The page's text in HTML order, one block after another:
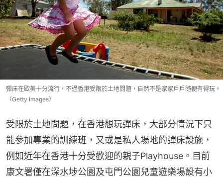
彈床在歐美十分流行，不過香港受限於土地問題，自然不是家家戶戶隨便有得玩。
（Getty Images）
受限於土地問題，在香港想玩彈床，大部分情況下只
能參加專業的訓練班，又或是私人場地的彈床設施，
例如近年在香港十分受歡迎的親子Playhouse。目前
康文署僅在深水埗公園及屯門公園兒童遊樂場設有小